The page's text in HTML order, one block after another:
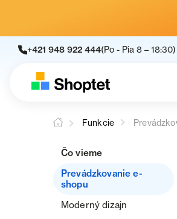
+421 948 922 444(Po - Pia 8 – 18:30)
Funkcie
Čo vieme
Prevádzkovanie e-
shopu
Moderný dizajn